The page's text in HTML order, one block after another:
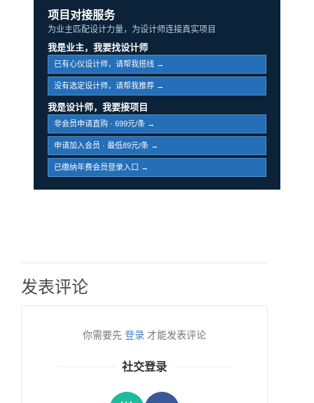
项目对接服务
为业主匹配设计力量，为设计师连接真实项目
我是业主，我要找设计师
已有心仪设计师，请帮我搭线 →
没有选定设计师，请帮我推荐 →
我是设计师，我要接项目
非会员申请直购 · 699元/条 →
申请加入会员 · 最低89元/条 →
已缴纳年费会员登录入口 →
发表评论
你需要先 登录 才能发表评论
社交登录